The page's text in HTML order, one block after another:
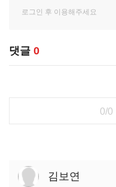
댓글 0
0/0
김보연